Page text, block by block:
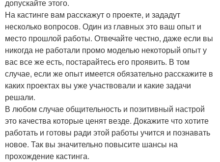
допускайте этого.
На кастинге вам расскажут о проекте, и зададут
несколько вопросов. Один из главных это ваш опыт и
место прошлой работы. Отвечайте честно, даже если вы
никогда не работали промо моделью некоторый опыт у
вас все же есть, постарайтесь его проявить. В том
случае, если же опыт имеется обязательно расскажите в
каких проектах вы уже участвовали и какие задачи
решали.
В любом случае общительность и позитивный настрой
это качества которые ценят везде. Докажите что хотите
работать и готовы ради этой работы учится и познавать
новое. Так вы значительно повысите шансы на
прохождение кастинга.